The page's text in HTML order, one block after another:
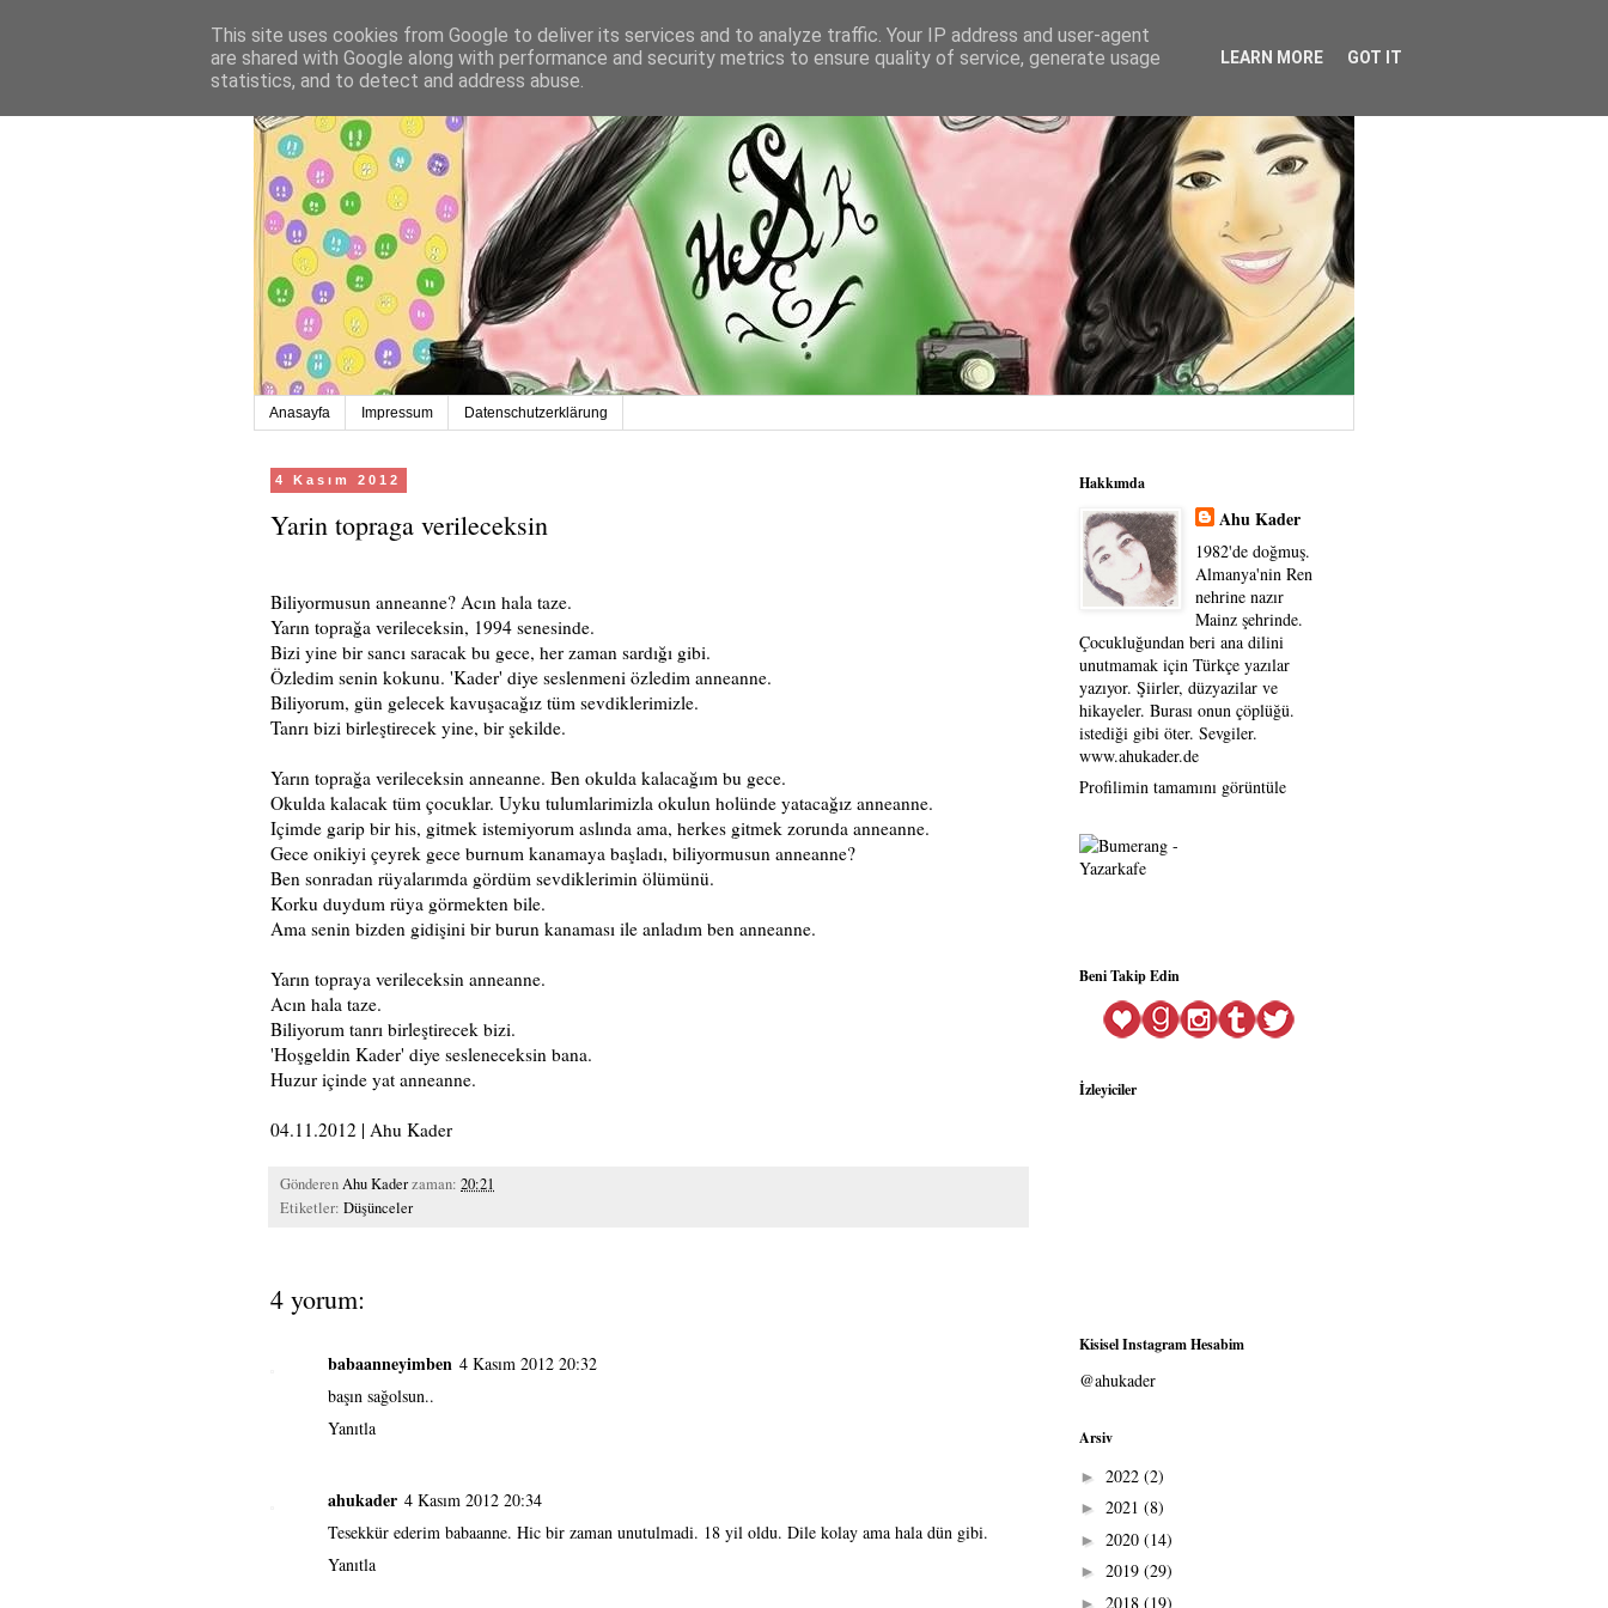
Anasayfa Impressum Datenschutzerklärung
4 Kasım 2012
Yarin topraga verileceksin
Biliyormusun anneanne? Acın hala taze.
Yarın toprağa verileceksin, 1994 senesinde.
Bizi yine bir sancı saracak bu gece, her zaman sardığı gibi.
Özledim senin kokunu. 'Kader' diye seslenmeni özledim anneanne.
Biliyorum, gün gelecek kavuşacağız tüm sevdiklerimizle.
Tanrı bizi birleştirecek yine, bir şekilde.
Yarın toprağa verileceksin anneanne. Ben okulda kalacağım bu gece.
Okulda kalacak tüm çocuklar. Uyku tulumlarimizla okulun holünde yatacağız anneanne.
Içimde garip bir his, gitmek istemiyorum aslında ama, herkes gitmek zorunda anneanne.
Gece onikiyi çeyrek gece burnum kanamaya başladı, biliyormusun anneanne?
Ben sonradan rüyalarımda gördüm sevdiklerimin ölümünü.
Korku duydum rüya görmekten bile.
Ama senin bizden gidişini bir burun kanaması ile anladım ben anneanne.
Yarın topraya verileceksin anneanne.
Acın hala taze.
Biliyorum tanrı birleştirecek bizi.
'Hoşgeldin Kader' diye sesleneceksin bana.
Huzur içinde yat anneanne.
04.11.2012 | Ahu Kader
GönderenAhu Kaderzaman: 20:21
Etiketler: Düşünceler
4 yorum:
babaanneyimben 4 Kasım 2012 20:32
başın sağolsun..
Yanıtla
ahukader 4 Kasım 2012 20:34
Tesekkür ederim babaanne. Hic bir zaman unutulmadi. 18 yil oldu. Dile kolay ama hala dün gibi.
Yanıtla
Hakkımda
Ahu Kader
1982'de doğmuş.
Almanya'nin Ren
nehrine nazır
Mainz şehrinde.
Çocukluğundan beri ana dilini
unutmamak için Türkçe yazılar
yazıyor. Şiirler, düzyazilar ve
hikayeler. Burası onun çöplüğü.
istediği gibi öter. Sevgiler.
www.ahukader.de
Profilimin tamamını görüntüle
Beni Takip Edin
İzleyiciler
Kisisel Instagram Hesabim
@ahukader
Arsiv
► 2022 (2)
► 2021 (8)
► 2020 (14)
► 2019 (29)
► 2018 (19)
This site uses cookies from Google to deliver its services and to analyze traffic. Your IP address and user-agent
are shared with Google along with performance and security metrics to ensure quality of service, generate usage
statistics, and to detect and address abuse.
LEARN MORE GOT IT